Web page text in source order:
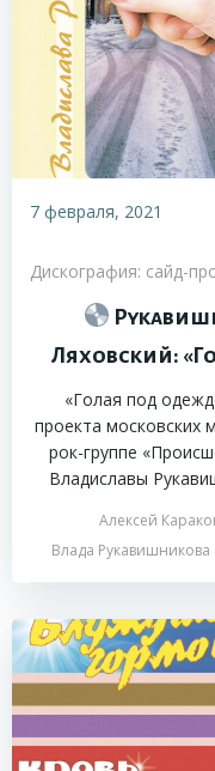
7 февраля, 2021
Дискография: сайд-
Ляховский:
«Голая под
проекта московских
рок-группе
Владиславы
Алексей
Влада Рукавишникова